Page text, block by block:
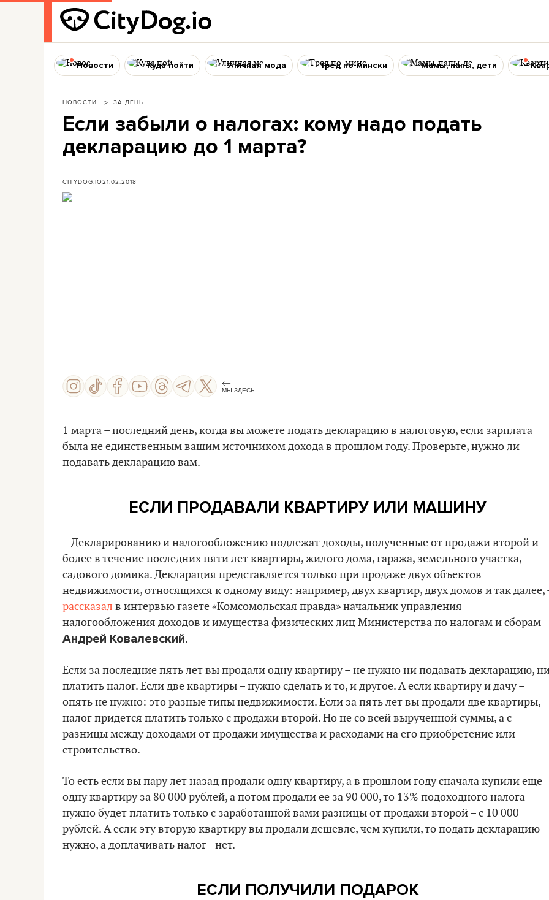
Новости Куда пойти Уличная мода Тред по-мински Мамы, папы, дети
НОВОСТИ ЗА ДЕНЬ
Если забыли о налогах: кому надо подать
декларацию до 1 марта?
CITYDOG.IO21.02.2018
МЫ ЗДЕСЬ
1 марта – последний день, когда вы можете подать декларацию в налоговую, если зарплата
была не единственным вашим источником дохода в прошлом году. Проверьте, нужно ли
подавать декларацию вам.
ЕСЛИ ПРОДАВАЛИ КВАРТИРУ ИЛИ МАШИНУ
– Декларированию и налогообложению подлежат доходы, полученные от продажи второй и
более в течение последних пяти лет квартиры, жилого дома, гаража, земельного участка,
садового домика. Декларация представляется только при продаже двух объектов
недвижимости, относящихся к одному виду: например, двух квартир, двух домов и так далее,
рассказал в интервью газете «Комсомольская правда» начальник управления
налогообложения доходов и имущества физических лиц Министерства по налогам и сборам
Андрей Ковалевский.
Если за последние пять лет вы продали одну квартиру – не нужно ни подавать декларацию,
платить налог. Если две квартиры – нужно сделать и то, и другое. А если квартиру и дачу –
опять не нужно: это разные типы недвижимости. Если за пять лет вы продали две квартиры,
налог придется платить только с продажи второй. Но не со всей вырученной суммы, а с
разницы между доходами от продажи имущества и расходами на его приобретение или
строительство.
То есть если вы пару лет назад продали одну квартиру, а в прошлом году сначала купили еще
одну квартиру за 80 000 рублей, а потом продали ее за 90 000, то 13% подоходного налога
нужно будет платить только с заработанной вами разницы от продажи второй – с 10 000
рублей. А если эту вторую квартиру вы продали дешевле, чем купили, то подать декларацию
нужно, а доплачивать налог –нет.
ЕСЛИ ПОЛУЧИЛИ ПОДАРОК